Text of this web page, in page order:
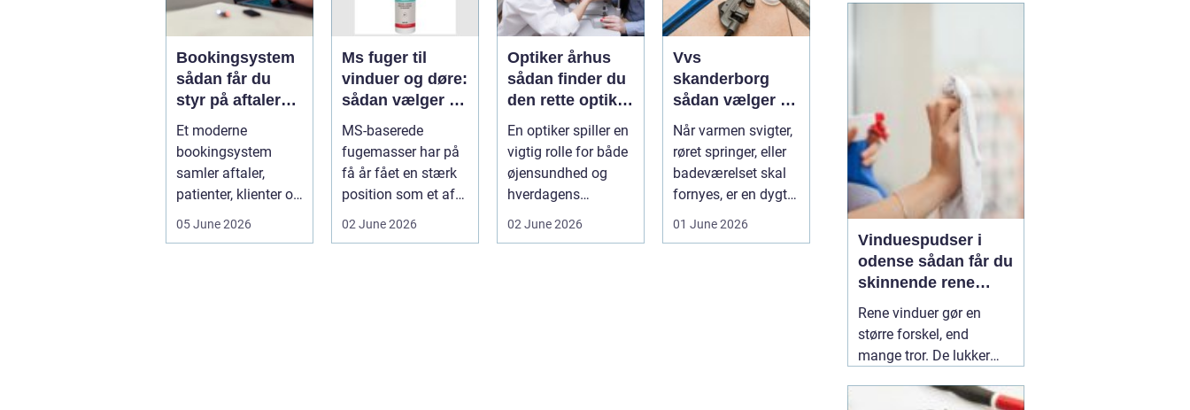
Bookingsystem
sådan får du
styr på aftaler
og
arbejdsgange
Et moderne
bookingsystem
samler aftaler,
patienter, klienter og
05 June 2026
Ms fuger til
vinduer og døre:
sådan vælger og
bruger du dem
rigtigt
MS-baserede
fugemasser har på
få år fået en stærk
position som et af
02 June 2026
Optiker århus
sådan finder du
den rette optiker
i byen
En optiker spiller en
vigtig rolle for både
øjensundhed og
hverdagens
02 June 2026
Vvs
skanderborg
sådan vælger du
den rigtige
installatør
Når varmen svigter,
røret springer, eller
badeværelset skal
fornyes, er en dygtig
01 June 2026
sommerhuset eller driver
en mindre virksomhed...
Vinduespudser i
odense sådan får du
skinnende rene
ruder året rundt
Rene vinduer gør en
større forskel, end
mange tror. De lukker